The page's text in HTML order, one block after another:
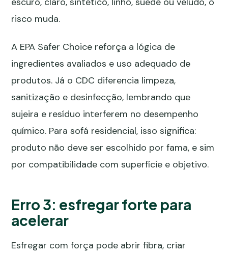
risco muda.
A EPA Safer Choice reforça a lógica de
ingredientes avaliados e uso adequado de
produtos. Já o CDC diferencia limpeza,
sanitização e desinfecção, lembrando que
sujeira e resíduo interferem no desempenho
químico. Para sofá residencial, isso significa:
produto não deve ser escolhido por fama, e sim
por compatibilidade com superfície e objetivo.
Erro 3: esfregar forte para
acelerar
Esfregar com força pode abrir fibra, criar